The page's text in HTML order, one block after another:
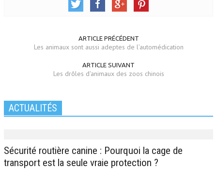
ARTICLE PRÉCÉDENT
Les animaux sont aussi adeptes de l’automédication
ARTICLE SUIVANT
Les drôles d'animaux des zoos chinois
ACTUALITÉS
Sécurité routière canine : Pourquoi la cage de
transport est la seule vraie protection ?